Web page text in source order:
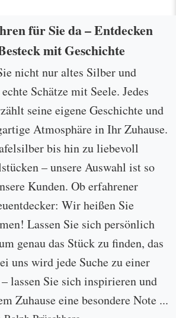
für Sie da – Entdecken
mit Geschichte
nicht nur altes Silber und
Schätze mit Seele. Jedes
seine eigene Geschichte und
Atmosphäre in Ihr Zuhause.
bis hin zu liebevoll
– unsere Auswahl ist so
Kunden. Ob erfahrener
Wir heißen Sie
Lassen Sie sich persönlich
genau das Stück zu finden, das
uns wird jede Suche zu einer
lassen Sie sich inspirieren und
Zuhause eine besondere Note ...